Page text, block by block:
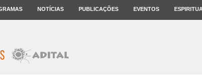
NOTÍCIAS PUBLICAÇÕES EVENTOS